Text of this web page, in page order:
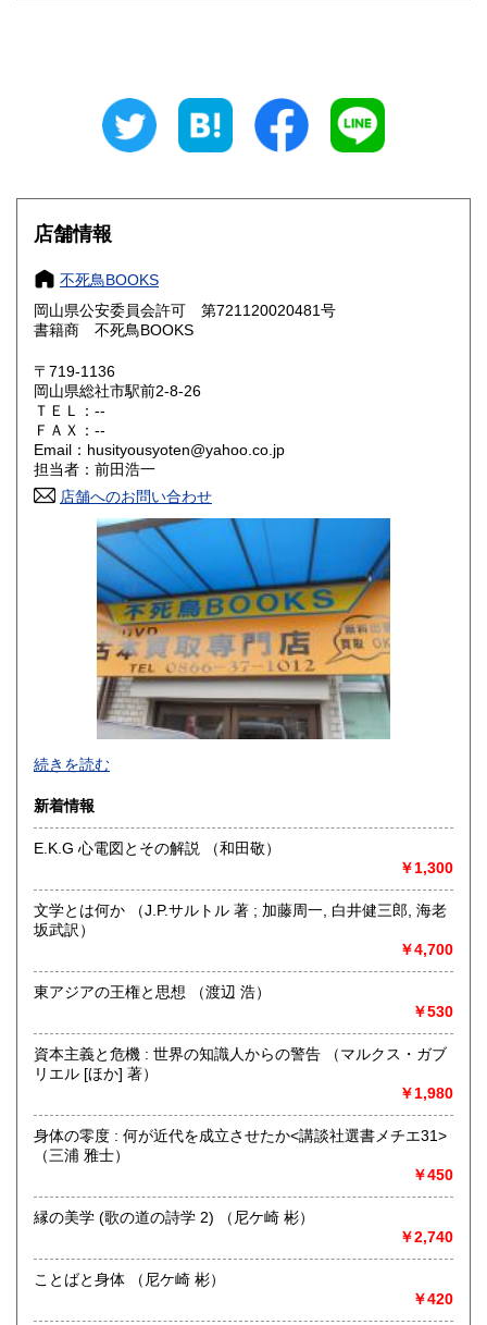
600円 長野県
大阪府 600円 兵庫県
鳥取県 600円
岡山県 600円 広島県
山口県 600円
600円
600円 福岡県
600円 長崎県
600円 大分県
600円 鹿児島県
沖縄県
店舗情報
不死鳥BOOKS
岡山県公安委員会許可 第721120020481号
書籍商 不死鳥BOOKS
〒719-1136
岡山県総社市駅前2-8-26
ＴＥＬ：--
ＦＡＸ：--
Email：husityousyoten@yahoo.co.jp
担当者：前田浩一
店舗へのお問い合わせ
不死鳥BOOKSでは、書籍だけでなくCD、DVD、レコード、
ゲーム、おもちゃ、骨董品まであらゆるものの買い取りがで
にお問い合わせください。出張費は、無料です。
沿線名：伯備線・桃太郎線(吉備線)
営業時間：9時から17時
定休日：年中無休
不死鳥BOOKSでは、書籍だけでなくCD、DVD、レコード、
ゲーム、おもちゃ、骨董品まであらゆるものの買い取りがで
にお問い合わせください。出張費は、無料です。
哲学宗教、歴史、社会科学、自然科学、美術工芸、趣味、外
国書、サブカルチャー、古書一般（その他）
オールジャンル
続きを読む
新着情報
E.K.G 心電図とその解説 （和田敬）
￥1,300
文学とは何か （J.P.サルトル 著 ; 加藤周一, 白井健三郎, 海老
坂武訳）
￥4,700
東アジアの王権と思想 （渡辺 浩）
￥530
資本主義と危機 : 世界の知識人からの警告 （マルクス・ガブ
リエル [ほか] 著）
￥1,980
身体の零度 : 何が近代を成立させたか<講談社選書メチエ31>
（三浦 雅士）
￥450
縁の美学 (歌の道の詩学 2) （尼ケ崎 彬）
￥2,740
ことばと身体 （尼ケ崎 彬）
￥420